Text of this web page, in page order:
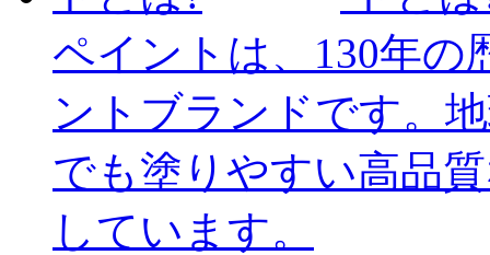
ペイントは、130年の
ントブランドです。
でも塗りやすい高品
しています。